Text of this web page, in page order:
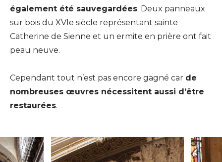
également été sauvegardées. Deux panneaux
sur bois du XVIe siècle représentant sainte
Catherine de Sienne et un ermite en prière ont fait
peau neuve.
Cependant tout n’est pas encore gagné car de
nombreuses œuvres nécessitent aussi d’être
restaurées.